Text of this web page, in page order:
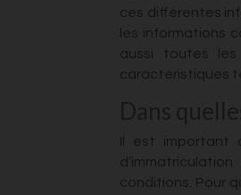
ces différentes
les informations
aussi toutes les
caractéristiques
Il est important
conditions. Pour